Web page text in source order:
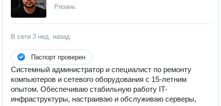
Рязань
В сети 3 нед. назад
Паспорт проверен
Системный администратор и специалист по ремонту
компьютеров и сетевого оборудования с 15-летним
опытом. Обеспечиваю стабильную работу IT-
инфраструктуры, настраиваю и обслуживаю серверы,